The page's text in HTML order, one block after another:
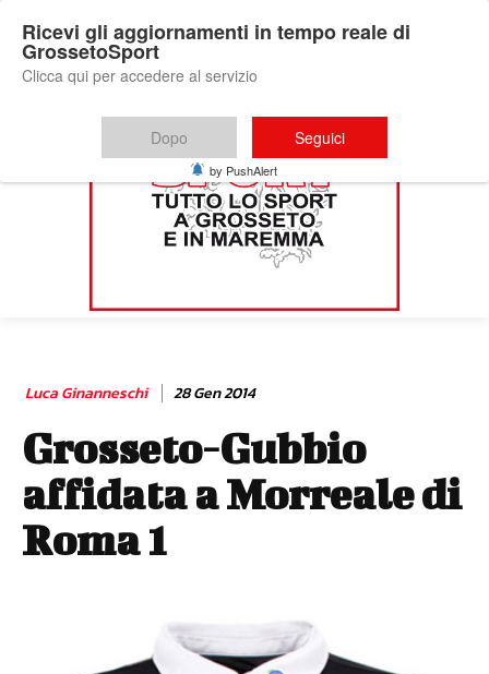
Luca Ginanneschi 28 Gen 2014
Grosseto-Gubbio
affidata a Morreale di
Roma 1
Ricevi gli aggiornamenti in tempo reale di
GrossetoSport
Clicca qui per accedere al servizio
Dopo Seguici
by PushAlert